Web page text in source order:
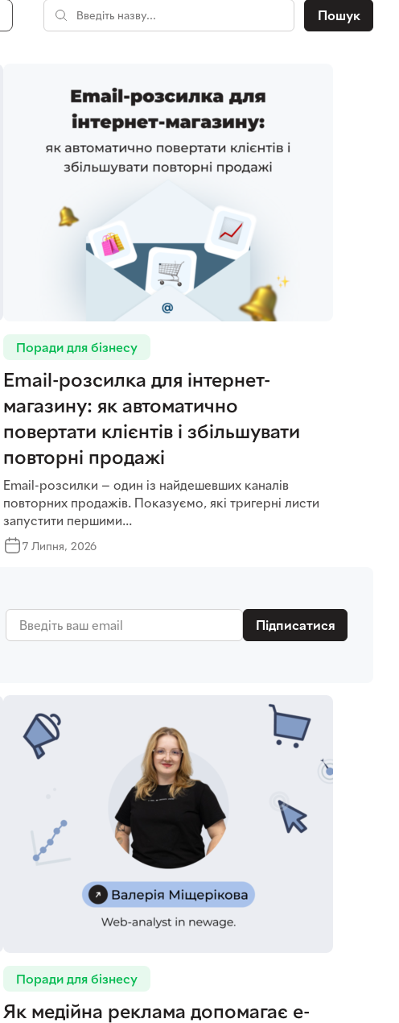
Пошук
Поради для бізнесу
Email-розсилка для інтернет-
магазину: як автоматично
повертати клієнтів і збільшувати
повторні продажі
Email-розсилки — один із найдешевших каналів
повторних продажів. Показуємо, які тригерні листи
запустити першими...
7 Липня, 2026
Підписатися
Поради для бізнесу
Як медійна реклама допомагає e-